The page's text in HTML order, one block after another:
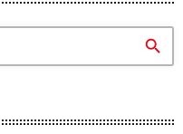
search